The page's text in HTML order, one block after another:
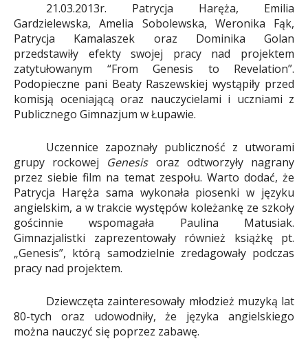
21.03.2013r. Patrycja Haręża, Emilia
Gardzielewska, Amelia Sobolewska, Weronika Fąk,
Patrycja Kamalaszek oraz Dominika Golan
przedstawiły efekty swojej pracy nad projektem
zatytułowanym “From Genesis to Revelation”.
Podopieczne pani Beaty Raszewskiej wystąpiły przed
komisją oceniającą oraz nauczycielami i uczniami z
Publicznego Gimnazjum w Łupawie.
Uczennice zapoznały publiczność z utworami
grupy rockowej Genesisoraz odtworzyły nagrany
przez siebie film na temat zespołu. Warto dodać, że
Patrycja Haręża sama wykonała piosenki w języku
angielskim, a w trakcie występów koleżankę ze szkoły
gościnnie wspomagała Paulina Matusiak.
Gimnazjalistki zaprezentowały również książkę pt.
„Genesis”, którą samodzielnie zredagowały podczas
pracy nad projektem.
Dziewczęta zainteresowały młodzież muzyką lat
80-tych oraz udowodniły, że języka angielskiego
można nauczyć się poprzez zabawę.